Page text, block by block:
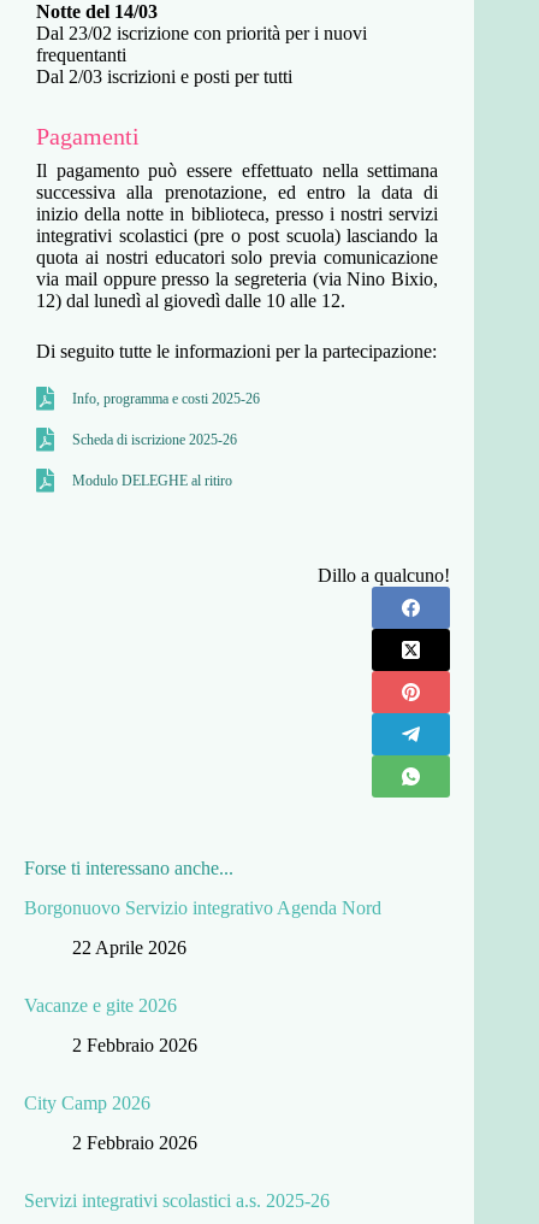
Notte del 14/03
Dal 23/02 iscrizione con priorità per i nuovi
frequentanti
Dal 2/03 iscrizioni e posti per tutti
Pagamenti
Il pagamento può essere effettuato nella settimana
successiva alla prenotazione, ed entro la data di
inizio della notte in biblioteca, presso i nostri servizi
integrativi scolastici (pre o post scuola) lasciando la
quota ai nostri educatori solo previa comunicazione
via mail oppure presso la segreteria (via Nino Bixio,
12) dal lunedì al giovedì dalle 10 alle 12.
Di seguito tutte le informazioni per la partecipazione:
Info, programma e costi 2025-26
Scheda di iscrizione 2025-26
Modulo DELEGHE al ritiro
Dillo a qualcuno!
Forse ti interessano anche...
Borgonuovo Servizio integrativo Agenda Nord
22 Aprile 2026
Vacanze e gite 2026
2 Febbraio 2026
City Camp 2026
2 Febbraio 2026
Servizi integrativi scolastici a.s. 2025-26